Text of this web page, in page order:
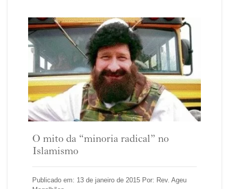
O mito da “minoria radical” no
Islamismo
Publicado em: 13 de janeiro de 2015 Por: Rev. Ageu